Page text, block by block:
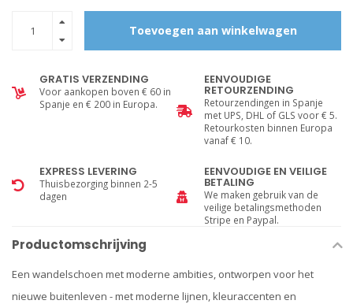
Toevoegen aan winkelwagen
GRATIS VERZENDING
Voor aankopen boven € 60 in
Spanje en € 200 in Europa.
EENVOUDIGE
RETOURZENDING
Retourzendingen in Spanje
met UPS, DHL of GLS voor € 5.
Retourkosten binnen Europa
vanaf € 10.
EXPRESS LEVERING
Thuisbezorging binnen 2-5
dagen
EENVOUDIGE EN VEILIGE
BETALING
We maken gebruik van de
veilige betalingsmethoden
Stripe en Paypal.
Productomschrijving
Een wandelschoen met moderne ambities, ontworpen voor het
nieuwe buitenleven - met moderne lijnen, kleuraccenten en